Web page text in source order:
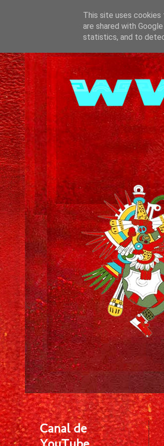
Canal de
This site uses cookies
are shared with
statistics, and to